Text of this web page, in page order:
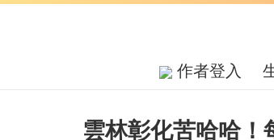
作者登入
雲林彰化苦哈哈！